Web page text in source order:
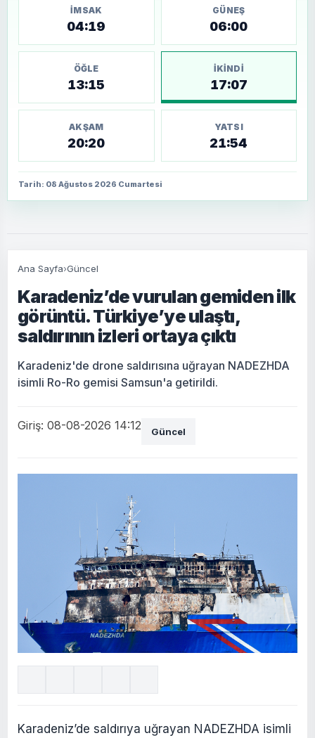
İMSAK
04:19
GÜNEŞ
06:00
ÖĞLE
13:15
İKINDI
17:07
AKŞAM
20:20
YATSI
21:54
Tarih: 08 Ağustos 2026 Cumartesi
Ana Sayfa›Güncel
Karadeniz’de vurulan gemiden ilk
görüntü. Türkiye’ye ulaştı,
saldırının izleri ortaya çıktı
Karadeniz'de drone saldırısına uğrayan NADEZHDA
isimli Ro-Ro gemisi Samsun'a getirildi.
Giriş: 08-08-2026 14:12 Güncel
Karadeniz’de saldırıya uğrayan NADEZHDA isimli